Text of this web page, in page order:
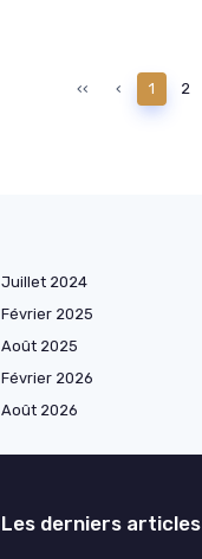
‹‹ ‹ 1 2
Juillet 2024
Février 2025
Août 2025
Février 2026
Août 2026
Les derniers articles